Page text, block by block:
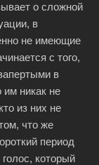
о сложной
в
не имеющие
с того,
в
им никак не
из них не
что же
период
который